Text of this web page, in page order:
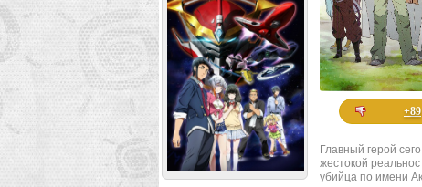
+89
Главный герой
жестокой
убийца по имени